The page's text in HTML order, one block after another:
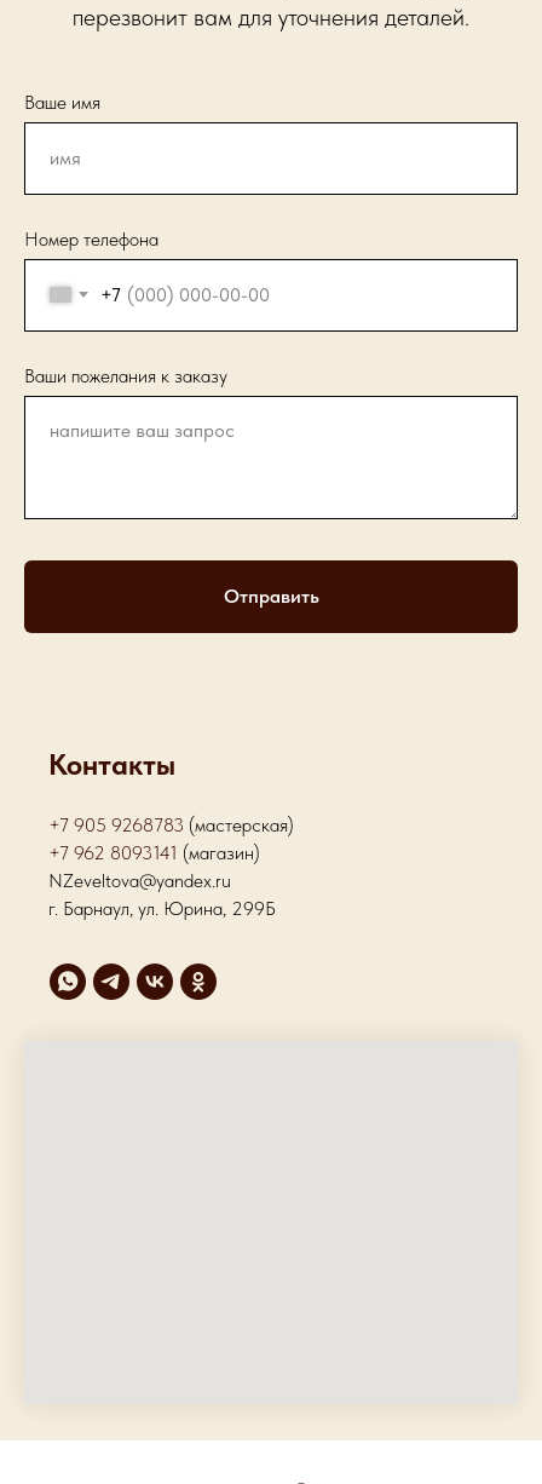
перезвонит вам для уточнения деталей.
Ваше имя
Номер телефона
+7
Ваши пожелания к заказу
Отправить
Контакты
+7 905 9268783 (мастерская)
+7 962 8093141 (магазин)
NZeveltova@yandex.ru
г. Барнаул, ул. Юрина, 299Б